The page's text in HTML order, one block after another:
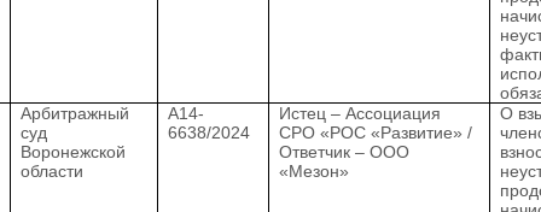
Арбитражный
суд
Воронежской
области
А14-
6638/2024
Истец – Ассоциация
СРО «РОС «Развитие» /
Ответчик – ООО
«Мезон»
О